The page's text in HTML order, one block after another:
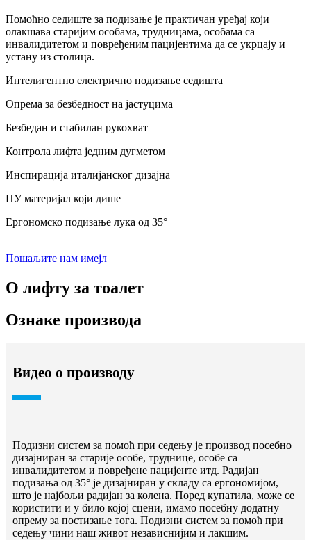
Помоћно седиште за подизање је практичан уређај који
олакшава старијим особама, трудницама, особама са
инвалидитетом и повређеним пацијентима да се укрцају и
устану из столица.
Интелигентно електрично подизање седишта
Опрема за безбедност на јастуцима
Безбедан и стабилан рукохват
Контрола лифта једним дугметом
Инспирација италијанског дизајна
ПУ материјал који дише
Ергономско подизање лука од 35°
Пошаљите нам имејл
О лифту за тоалет
Ознаке производа
Видео о производу
Подизни систем за помоћ при седењу је производ посебно
дизајниран за старије особе, труднице, особе са
инвалидитетом и повређене пацијенте итд. Радијан
подизања од 35° је дизајниран у складу са ергономијом,
што је најбољи радијан за колена. Поред купатила, може се
користити и у било којој сцени, имамо посебну додатну
опрему за постизање тога. Подизни систем за помоћ при
седењу чини наш живот независнијим и лакшим.